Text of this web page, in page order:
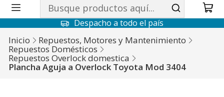
Despacho a todo el país
Inicio Repuestos, Motores y Mantenimiento
Repuestos Domésticos
Repuestos Overlock domestica
Plancha Aguja a Overlock Toyota Mod 3404